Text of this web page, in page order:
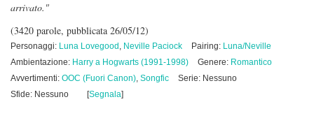
arrivato."
(3420 parole, pubblicata 26/05/12)
Personaggi: Luna Lovegood , Neville Paciock Pairing: Luna/Neville
Ambientazione: Harry a Hogwarts (1991-1998) Genere: Romantico
Avvertimenti: OOC (Fuori Canon), Songfic
Serie: Nessuno
Sfide: Nessuno
[Segnala]